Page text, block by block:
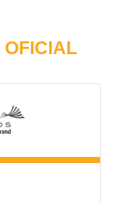
OFICIAL